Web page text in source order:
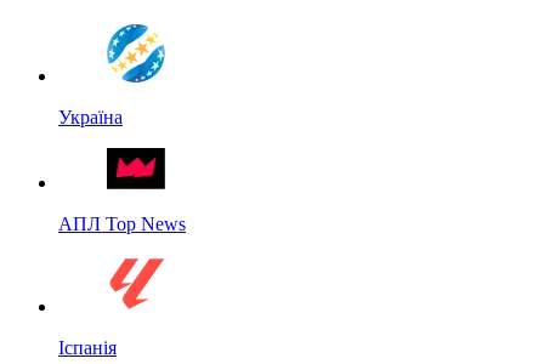
Україна
АПЛ Top News
Іспанія